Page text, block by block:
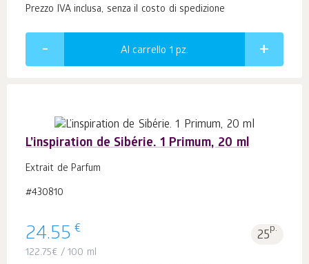
Prezzo IVA inclusa, senza il costo di spedizione
Al carrello 1 pz.
L’inspiration de Sibérie. 1 Primum, 20 ml
Extrait de Parfum
#430810
24.55 € 25p.
122.75€ / 100 ml